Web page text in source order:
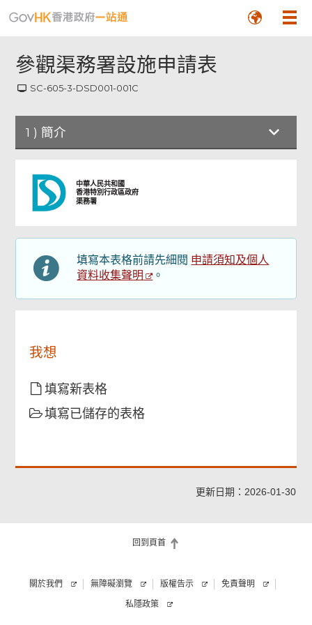
參觀渠務署設施申請表
SC-605-3-DSD001-001C
1 ) 簡介
簡介
參觀資料
聲明
檢查及確認
確認通知書
中華人民共和國
香港特別行政區政府
渠務署
填寫本表格前請先細閱 申請須知及個人
資料收集聲明
。
我想
填寫新表格
填寫已儲存的表格
更新日期：2026-01-30
回到頁首
單
關於我們 無障礙瀏覽 版權告示 免責聲明
私隱政策